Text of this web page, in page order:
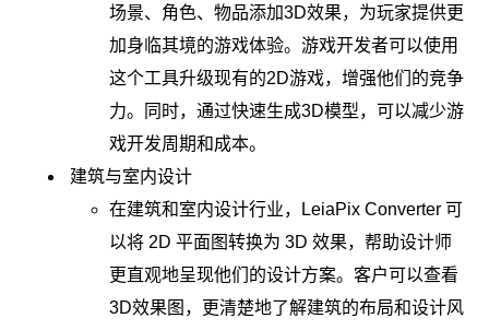
场景、角色、物品添加3D效果，为玩家提供更
加身临其境的游戏体验。游戏开发者可以使用
这个工具升级现有的2D游戏，增强他们的竞争
力。同时，通过快速生成3D模型，可以减少游
戏开发周期和成本。
建筑与室内设计
在建筑和室内设计行业，LeiaPix Converter 可
以将 2D 平面图转换为 3D 效果，帮助设计师
更直观地呈现他们的设计方案。客户可以查看
3D效果图，更清楚地了解建筑的布局和设计风